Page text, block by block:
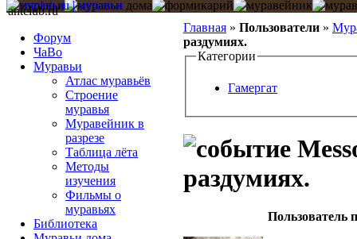
Главная » Пользователи »
раздумиях.
Категории
Гамергат
раздумиях.
Пользователь
antclub.ru
Форум
ЧаВо
Муравьи
Атлас муравьёв
Строение
муравья
Муравейник в
разрезе
Таблица лёта
Методы
изучения
Фильмы о
муравьях
Библиотека